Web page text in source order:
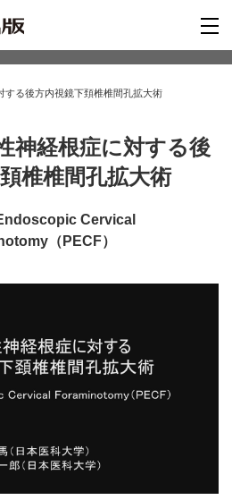
る後方内視鏡下頚椎椎間孔拡大術
経根症に対する後
椎椎間孔拡大術
Cervical
（PECF）